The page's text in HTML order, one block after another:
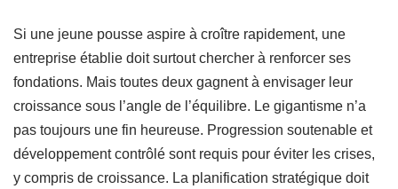
Si une jeune pousse aspire à croître rapidement, une
entreprise établie doit surtout chercher à renforcer ses
fondations. Mais toutes deux gagnent à envisager leur
croissance sous l’angle de l’équilibre. Le gigantisme n’a
pas toujours une fin heureuse. Progression soutenable et
développement contrôlé sont requis pour éviter les crises,
y compris de croissance. La planification stratégique doit